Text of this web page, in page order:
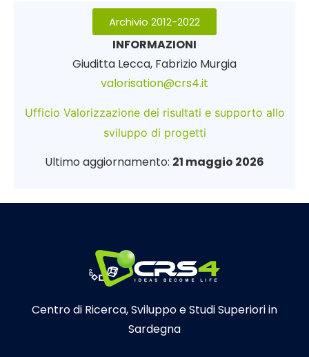
Archivio 2012-2022
INFORMAZIONI
Giuditta Lecca, Fabrizio Murgia
valorisation@crs4.it
Ufficio Valorizzazione dei risultati e supporto allo
sviluppo di progetti
Ultimo aggiornamento: 21 maggio 2026
Centro di Ricerca, Sviluppo e Studi Superiori in
Sardegna